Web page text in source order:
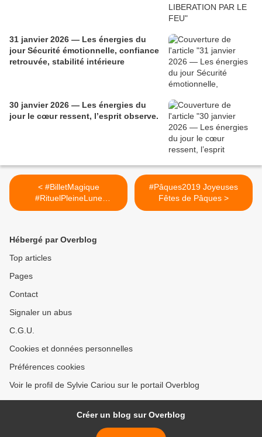
31 janvier 2026 — Les énergies du
jour Sécurité émotionnelle, confiance
retrouvée, stabilité intérieure
30 janvier 2026 — Les énergies du
jour le cœur ressent, l’esprit observe.
< #BilletMagique
#RituelPleineLune
#PleineLuneBalance
#Pâques2019 Joyeuses
Fêtes de Pâques >
Hébergé par Overblog
Top articles
Pages
Contact
Signaler un abus
C.G.U.
Cookies et données personnelles
Préférences cookies
Voir le profil de Sylvie Cariou sur le portail Overblog
Créer un blog sur Overblog